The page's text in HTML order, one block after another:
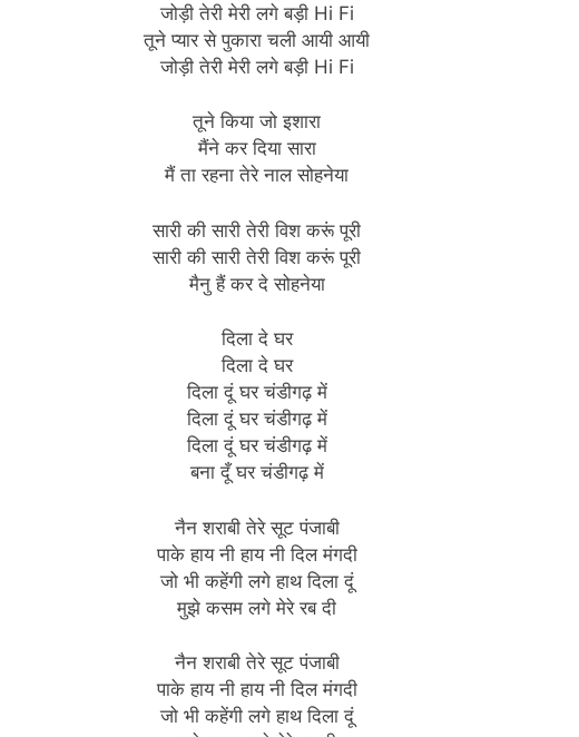
जोड़ी तेरी मेरी लगे बड़ी Hi Fi
तूने प्यार से पुकारा चली आयी आयी
जोड़ी तेरी मेरी लगे बड़ी Hi Fi
तूने किया जो इशारा
मैंने कर दिया सारा
मैं ता रहना तेरे नाल सोहनेया
सारी की सारी तेरी विश करूं पूरी
सारी की सारी तेरी विश करूं पूरी
मैनु हैं कर दे सोहनेया
दिला दे घर
दिला दे घर
दिला दूं घर चंडीगढ़ में
दिला दूं घर चंडीगढ़ में
दिला दूं घर चंडीगढ़ में
बना दूँ घर चंडीगढ़ में
नैन शराबी तेरे सूट पंजाबी
पाके हाय नी हाय नी दिल मंगदी
जो भी कहेंगी लगे हाथ दिला दूं
मुझे कसम लगे मेरे रब दी
नैन शराबी तेरे सूट पंजाबी
पाके हाय नी हाय नी दिल मंगदी
जो भी कहेंगी लगे हाथ दिला दूं